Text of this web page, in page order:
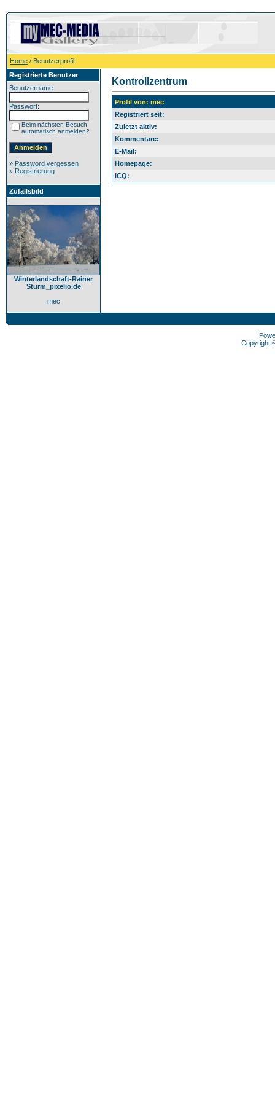
Home / Benutzerprofil
Registrierte Benutzer
Benutzername:
Passwort:
Beim nächsten Besuch
automatisch anmelden?
» Password vergessen
» Registrierung
Zufallsbild
Winterlandschaft-Rainer
Sturm_pixelio.de
mec
Kontrollzentrum
Profil von: mec
Registriert seit:
Zuletzt aktiv:
Kommentare:
E-Mail:
Homepage:
ICQ:
Copyright